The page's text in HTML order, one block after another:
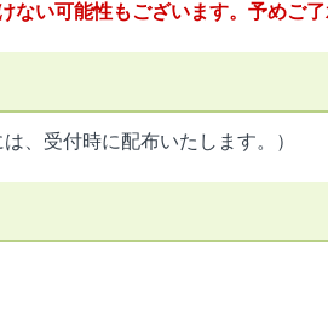
ない可能性もございます。予めご了
、受付時に配布いたします。）